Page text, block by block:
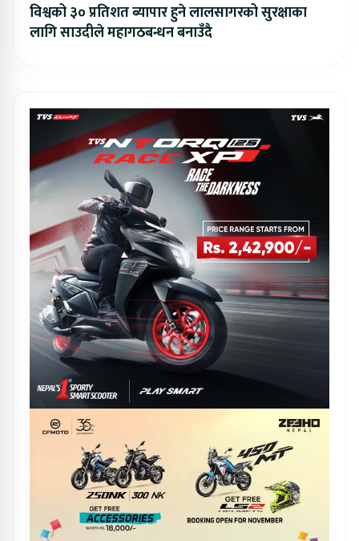
विश्वको ३० प्रतिशत ब्यापार हुने लालसागरको सुरक्षाका
लागि साउदीले महागठबन्धन बनाउँदै